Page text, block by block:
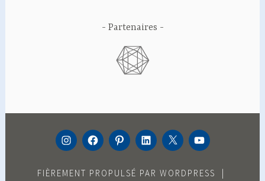
Partenaires
INSTAGRAM
FACEBOOK
PINTEREST
LINKEDIN
TWITTERYOUTUBE
FIÈREMENT PROPULSÉ PAR WORDPRESS |